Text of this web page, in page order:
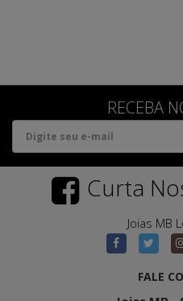
RECEBA
Curta
Joias MB
FALE